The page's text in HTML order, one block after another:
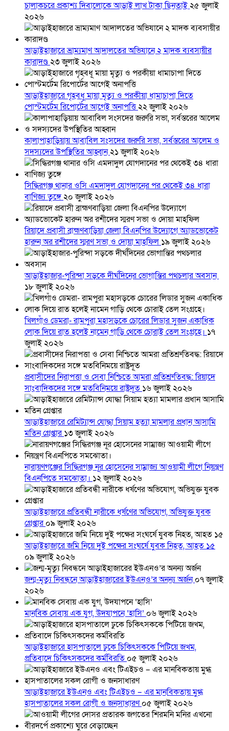
চালাকচরে প্রকাশ্য দিবালোকে আড়াই লাখ টাকা ছিনতাই২৫ জুলাই
২০২৬
আড়াইহাজারে ভ্রাম্যমাণ আদালতের অভিযানে ২ মাদক ব্যবসায়ীর
কারাদণ্ড২৩ জুলাই ২০২৬
আড়াইহাজারে গৃহবধূ মায়া মৃত্যু ও পরকীয়া ধামাচাপা দিতে
পোস্টমর্টেম রিপোর্টের আগেই অনাপত্তি২২ জুলাই ২০২৬
কালাপাহাড়িয়ায় আবাবিল সংসদের জরুরি সভা, সর্বস্তরের আলেম ও
সদস্যদের উপস্থিতির আহ্বান২১ জুলাই ২০২৬
সিদ্ধিরগঞ্জ থানার ওসি এমদাদুল যোগদানের পর থেকেই ৩৪ ধারা
বাণিজ্য তুঙ্গে২০ জুলাই ২০২৬
রিয়াদে প্রবাসী ব্রাহ্মণবাড়িয়া জেলা বিএনপির উদ্যোগে অ্যাডভোকেট
হারুন অর রশীদের স্মরণ সভা ও দোয়া মাহফিল ১৯ জুলাই ২০২৬
আড়াইহাজার-পুরিন্দা সড়কে দীর্ঘদিনের ভোগান্তির পথচলার অবসান
১৮ জুলাই ২০২৬
খিলগাঁও ডেমরা- রামপুরা মহাসড়কে চোরের লিডার সুজন একাধিক
লোক দিয়ে রাত হলেই নামেন গাড়ি থেকে চোরাই তেল সংগ্রহে। ১৭
জুলাই ২০২৬
প্রবাসীদের নিরাপত্তা ও সেবা নিশ্চিতে আমরা প্রতিশ্রুতিবদ্ধ: রিয়াদে
সাংবাদিকদের সঙ্গে মতবিনিময়ে রাষ্ট্রদূত ১৬ জুলাই ২০২৬
আড়াইহাজারে রেমিট্যান্স যোদ্ধা সিয়াম হত্যা মামলার প্রধান আসামি
মতিন গ্রেপ্তার১৩ জুলাই ২০২৬
নারায়ণগঞ্জের সিদ্ধিরগঞ্জ নূর হোসেনের সাম্রাজ্য আওয়ামী লীগে নিয়ন্ত্রণ
বিএনপিতে সমঝোতা। ১২ জুলাই ২০২৬
আড়াইহাজারে প্রতিবন্ধী নারীকে ধর্ষণের অভিযোগ, অভিযুক্ত যুবক
গ্রেপ্তার০৯ জুলাই ২০২৬
আড়াইহাজারে জমি নিয়ে দুই পক্ষের সংঘর্ষে যুবক নিহত, আহত ১৫
০৯ জুলাই ২০২৬
জন্ম-মৃত্যু নিবন্ধনে আড়াইহাজারের ইউএনও’র অনন্য অর্জন০৭ জুলাই
২০২৬
মানবিক সেবায় এক যুগ, উদযাপনে ‘হাসি’ ০৬ জুলাই ২০২৬
আড়াইহাজারে হাসপাতালে ঢুকে চিকিৎসককে পিটিয়ে জখম,
প্রতিবাদে চিকিৎসকদের কর্মবিরতি ০৫ জুলাই ২০২৬
আড়াইহাজারে ইউএনও এবং টিএইচও – এর মানবিকতায় মুগ্ধ
হাসপাতালের সকল রোগী ও জনসাধারণ০৫ জুলাই ২০২৬